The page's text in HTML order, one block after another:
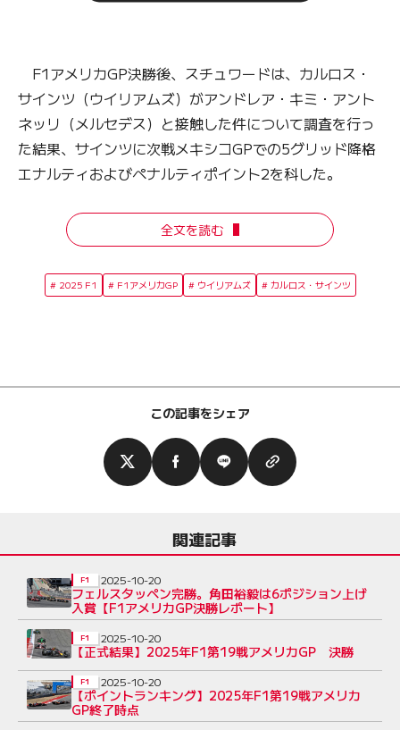
F1アメリカGP決勝後、スチュワードは、カルロス・
サインツ（ウイリアムズ）がアンドレア・キミ・アント
ネッリ（メルセデス）と接触した件について調査を行っ
た結果、サインツに次戦メキシコGPでの5グリッド降格
エナルティおよびペナルティポイント2を科した。
全文を読む
2025 F1 F1アメリカGP ウイリアムズ カルロス・サインツ
この記事をシェア
関連記事
フェルスタッペン完勝。角田裕毅は6ポジション上げ
入賞【F1アメリカGP決勝レポート】
F1 2025-10-20
【正式結果】2025年F1第19戦アメリカGP 決勝
F1 2025-10-20
【ポイントランキング】2025年F1第19戦アメリカ
GP終了時点
F1 2025-10-20